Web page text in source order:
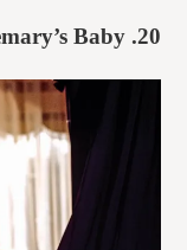
20.
Baby